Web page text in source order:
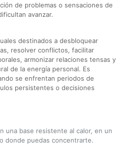
de problemas o sensaciones de
avanzar.
destinados a desbloquear
resolver conflictos, facilitar
armonizar relaciones tensas y
de la energía personal. Es
se enfrentan periodos de
persistentes o decisiones
una base resistente al calor, en un
donde puedas concentrarte.